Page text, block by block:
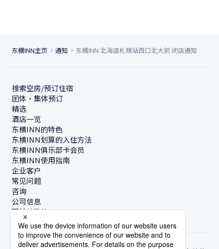
东横INN主页 通知 东横INN 北海道札幌站西口北大前 闭店通知
搜索空房/预订住宿
团体・集体预订
精选
酒店一览
东横INN的特色
东横INN划算的入住方法
东横INN俱乐部卡会员
东横INN使用指南
企业客户
常见问题
咨询
公司信息
可持续政策